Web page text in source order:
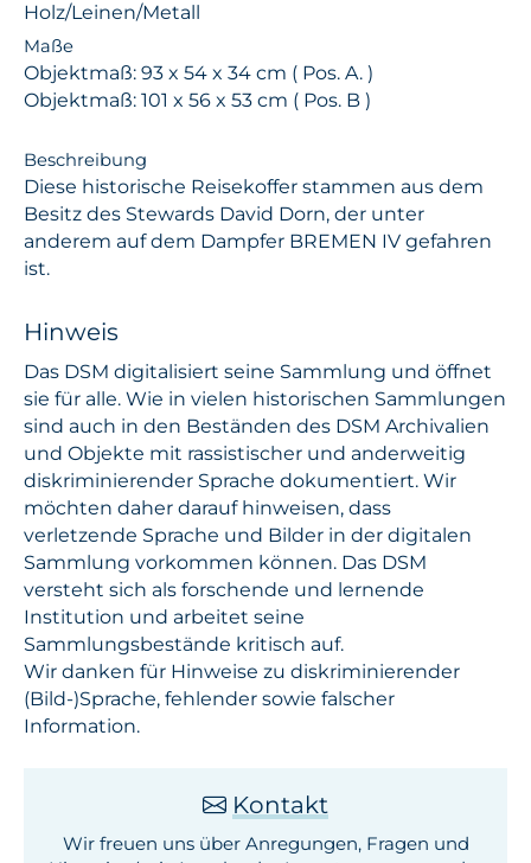
Holz/Leinen/Metall
Maße
Objektmaß: 93 x 54 x 34 cm ( Pos. A. )
Objektmaß: 101 x 56 x 53 cm ( Pos. B )
Beschreibung
Diese historische Reisekoffer stammen aus dem
Besitz des Stewards David Dorn, der unter
anderem auf dem Dampfer BREMEN IV gefahren
ist.
Hinweis
Das DSM digitalisiert seine Sammlung und öffnet
sie für alle. Wie in vielen historischen Sammlungen
sind auch in den Beständen des DSM Archivalien
und Objekte mit rassistischer und anderweitig
diskriminierender Sprache dokumentiert. Wir
möchten daher darauf hinweisen, dass
verletzende Sprache und Bilder in der digitalen
Sammlung vorkommen können. Das DSM
versteht sich als forschende und lernende
Institution und arbeitet seine
Sammlungsbestände kritisch auf.
Wir danken für Hinweise zu diskriminierender
(Bild-)Sprache, fehlender sowie falscher
Information.
Kontakt
Wir freuen uns über Anregungen, Fragen und